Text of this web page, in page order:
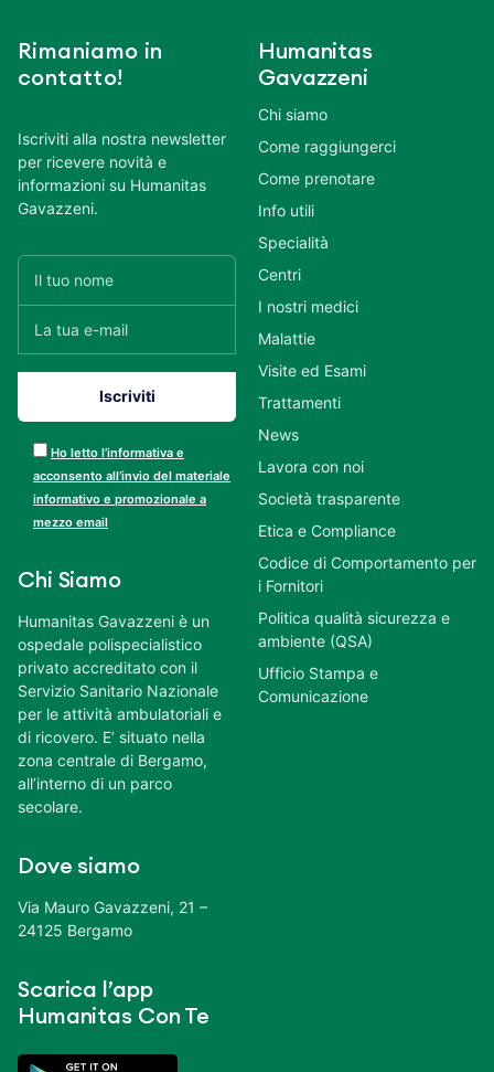
Rimaniamo in
contatto!
Iscriviti alla nostra newsletter
per ricevere novità e
informazioni su Humanitas
Gavazzeni.
Ho letto l’informativa e
acconsento all’invio del materiale
informativo e promozionale a
mezzo email
Chi Siamo
Humanitas Gavazzeni è un
ospedale polispecialistico
privato accreditato con il
Servizio Sanitario Nazionale
per le attività ambulatoriali e
di ricovero. E’ situato nella
zona centrale di Bergamo,
all’interno di un parco
secolare.
Dove siamo
Via Mauro Gavazzeni, 21 –
24125 Bergamo
Scarica l’app
Humanitas Con Te
Humanitas
Gavazzeni
Chi siamo
Come raggiungerci
Come prenotare
Info utili
Specialità
Centri
I nostri medici
Malattie
Visite ed Esami
Trattamenti
News
Lavora con noi
Società trasparente
Etica e Compliance
Codice di Comportamento per
i Fornitori
Politica qualità sicurezza e
ambiente (QSA)
Ufficio Stampa e
Comunicazione